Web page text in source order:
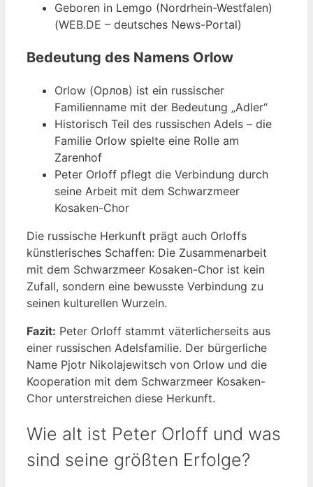
Geboren in Lemgo (Nordrhein-Westfalen)
(WEB.DE – deutsches News-Portal)
Bedeutung des Namens Orlow
Orlow (Орлов) ist ein russischer
Familienname mit der Bedeutung „Adler“
Historisch Teil des russischen Adels – die
Familie Orlow spielte eine Rolle am
Zarenhof
Peter Orloff pflegt die Verbindung durch
seine Arbeit mit dem Schwarzmeer
Kosaken-Chor
Die russische Herkunft prägt auch Orloffs
künstlerisches Schaffen: Die Zusammenarbeit
mit dem Schwarzmeer Kosaken-Chor ist kein
Zufall, sondern eine bewusste Verbindung zu
seinen kulturellen Wurzeln.
Fazit: Peter Orloff stammt väterlicherseits aus
einer russischen Adelsfamilie. Der bürgerliche
Name Pjotr Nikolajewitsch von Orlow und die
Kooperation mit dem Schwarzmeer Kosaken-
Chor unterstreichen diese Herkunft.
Wie alt ist Peter Orloff und was
sind seine größten Erfolge?